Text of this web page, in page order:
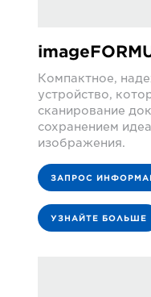
Компактное,
устройство,
сканирование
сохранением
изображения.
ЗАПРОС
УЗНАЙТЕ БОЛЬШЕ